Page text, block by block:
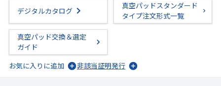
デジタルカタログ
真空パッドスタンダード
タイプ注文形式一覧
真空パッド交換＆選定
ガイド
お気に入りに追加
非該当証明発行